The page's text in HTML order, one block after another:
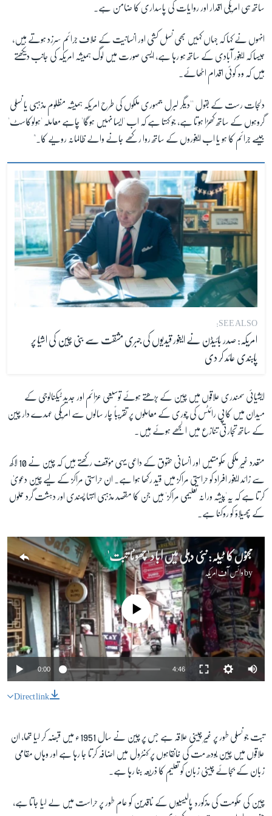
زبان
ساتھ ہی امریکی اقدار اور روایات کی پاسداری کا ضامن ہے۔
انہوں نے کہا کہ جہاں کہیں بھی نسل کشی اور انسانیت کے خلاف جرائم سرزد ہوتے ہیں،
جیسا کہ ایغور آبادی کے ساتھ ہو رہا ہے، ایسی صورت میں لوگ ہمیشہ امریکہ کی جانب دیکھتے
ہیں کہ وہ کوئی اقدام اٹھائے۔
دلجات رست کے بقول ''دیگر لبرل جمہوری ملکوں کی طرح امریکہ ہمیشہ مظلوم مذہبی یا نسلی
گروہوں کے ساتھ کھڑا ہوتا ہے، جو کہتا ہے کہ اب 'ایسا نہیں ہوگا' چاہے معاملہ 'ہولوکاسٹ'
جیسے جرائم کا ہو یا اب ایغوروں کے ساتھ روا رکھے جانے والے ظالمانہ رویے کا۔"
SEE ALSO:
امریکہ: صدر بائیڈن نے ایغور قیدیوں کی جبری مشقت سے بنی چین کی اشیا پر
پابندی عائد کر دی
ایشیائی سمندری علاقوں میں چین کے بڑھتے ہوئے توسیعی عزائم اور جدید ٹیکنالوجی کے
میدان میں کاپی رائٹس کی چوری کے معاملوں پر تقریباً چار سالوں سے امریکی عہدے دار چین
کے ساتھ تجارتی تنازع میں الجھے ہوئے ہیں۔
متعدد غیر ملکی حکومتیں اور انسانی حقوق کے داعی یہی مؤقف رکھتے ہیں کہ چین نے 10 لاکھ
سے زائد ایغور افراد کو حراستی مراکز میں قید رکھا ہوا ہے۔ ان حراستی مراکز کے لیے چین دعویٰ
کرتا ہے کہ یہ'پیشہ ورانہ تعلیمی مراکز' ہیں جن کا مقصد مذہبی انتہا پسندی اور دہشت گرد حملوں
کے پھیلاؤ کو روکنا ہے۔
مجنوں کا ٹیلہ: نئی دہلی میں آباد 'چھوٹا تبت'
byوائس آف امریکہ
No media source currently available
0:00 4:46
Direct link
تبت جو نسلی طور پر غیر چینی علاقہ ہے جس پر چین نے سال 1951ء میں قبضہ کر لیا تھا، ان
علاقوں میں چین بودھ مت کی خانقاہوں پر کنٹرول میں اضافہ کرتا جا رہا ہے اور وہاں مقامی
زبان کے بجائے چینی زبان کو تعلیم کا ذریعہ بنا رہا ہے۔
چین کی حکومت کی مذکورہ پالیسیوں کے ناقدین کو عام طور پر حراست میں لے لیا جاتا ہے،